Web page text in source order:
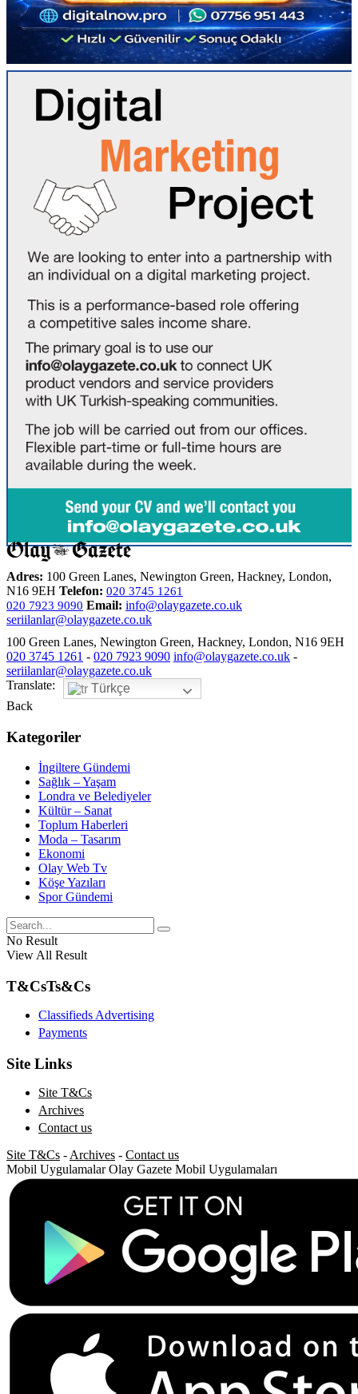
Adres: 100 Green Lanes, Newington Green, Hackney, London,
N16 9EH Telefon: 020 3745 1261
020 7923 9090 Email: info@olaygazete.co.uk
seriilanlar@olaygazete.co.uk
100 Green Lanes, Newington Green, Hackney, London, N16 9EH
020 3745 1261 - 020 7923 9090 info@olaygazete.co.uk -
seriilanlar@olaygazete.co.uk
Translate:
Türkçe
Back
Kategoriler
İngiltere Gündemi
Sağlık – Yaşam
Londra ve Belediyeler
Kültür – Sanat
Toplum Haberleri
Moda – Tasarım
Ekonomi
Olay Web Tv
Köşe Yazıları
Spor Gündemi
No Result
View All Result
T&CsTs&Cs
Classifieds Advertising
Payments
Site Links
Site T&Cs
Archives
Contact us
Site T&Cs - Archives - Contact us
Mobil Uygulamalar Olay Gazete Mobil Uygulamaları